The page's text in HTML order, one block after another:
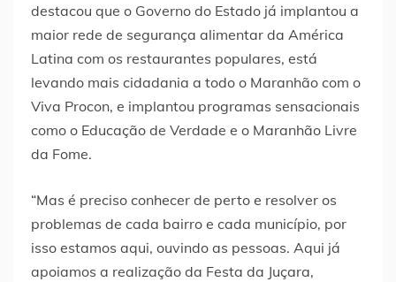
destacou que o Governo do Estado já implantou a
maior rede de segurança alimentar da América
Latina com os restaurantes populares, está
levando mais cidadania a todo o Maranhão com o
Viva Procon, e implantou programas sensacionais
como o Educação de Verdade e o Maranhão Livre
da Fome.
“Mas é preciso conhecer de perto e resolver os
problemas de cada bairro e cada município, por
isso estamos aqui, ouvindo as pessoas. Aqui já
apoiamos a realização da Festa da Juçara,